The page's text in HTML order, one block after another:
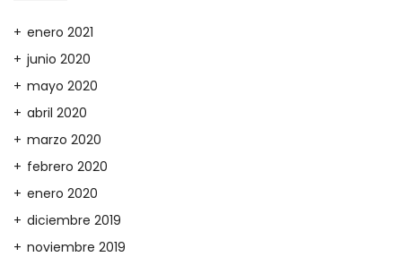
enero 2021
junio 2020
mayo 2020
abril 2020
marzo 2020
febrero 2020
enero 2020
diciembre 2019
noviembre 2019